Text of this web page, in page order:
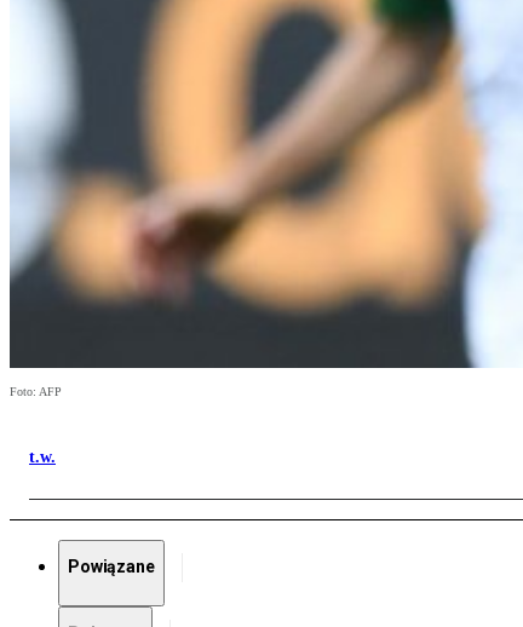
Foto: AFP
t.w.
Powiązane